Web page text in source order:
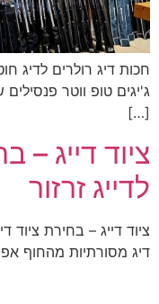
חכות דיג רולרים לדיג
ג'יגים טופ ווטר פנסילים
[…]
ציוד דייג –
לדייג זרזור
ציוד דייג – בחירת ציוד
דיג מסורתיות מהחוף